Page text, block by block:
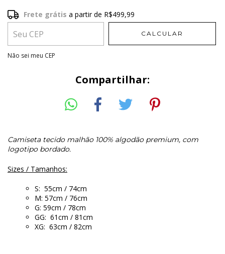
Frete grátis R$499,99
Entregas para o CEP:
Frete grátis a partir de R$499,99
CALCULAR
Não sei meu CEP
Compartilhar:
Camiseta tecido malhão 100% algodão premium, com
logotipo bordado.
Sizes / Tamanhos:
S: 55cm / 74cm
M: 57cm / 76cm
G: 59cm / 78cm
GG: 61cm / 81cm
XG: 63cm / 82cm